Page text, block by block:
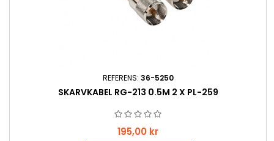
REFERENS: 36-5250
SKARVKABEL RG-213 0.5M 2 X PL-259
Pris
195,00 kr